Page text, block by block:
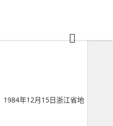
1984年12月15日浙江省地